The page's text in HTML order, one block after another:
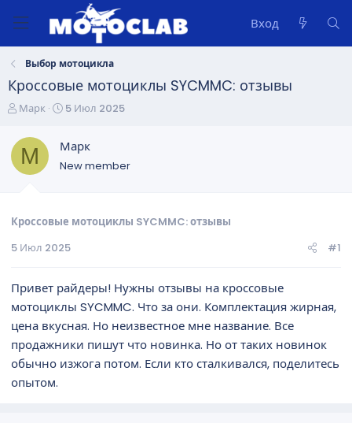
Вход
Выбор мотоцикла
Кроссовые мотоциклы SYCMMC: отзывы
А
т
о
р
м
Марк
Д
а
н
а
а
5 Июл 2025
М Марк
New member
Кроссовые мотоциклы SYCMMC: отзывы
5 Июл 2025
#1
Привет райдеры! Нужны отзывы на кроссовые
мотоциклы SYCMMC. Что за они. Комплектация жирная,
цена вкусная. Но неизвестное мне название. Все
продажники пишут что новинка. Но от таких новинок
обычно изжога потом. Если кто сталкивался, поделитесь
опытом.